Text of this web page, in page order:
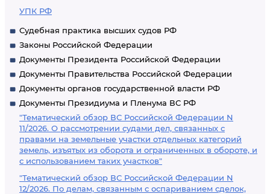
УПК РФ
Судебная практика высших судов РФ
Законы Российской Федерации
Документы Президента Российской Федерации
Документы Правительства Российской Федерации
Документы органов государственной власти РФ
Документы Президиума и Пленума ВС РФ
"Тематический обзор ВС Российской Федерации N
11/2026. О рассмотрении судами дел, связанных с
правами на земельные участки отдельных категорий
земель, изъятых из оборота и ограниченных в обороте, и
с использованием таких участков"
"Тематический обзор ВС Российской Федерации N
12/2026. По делам, связанным с оспариванием сделок,